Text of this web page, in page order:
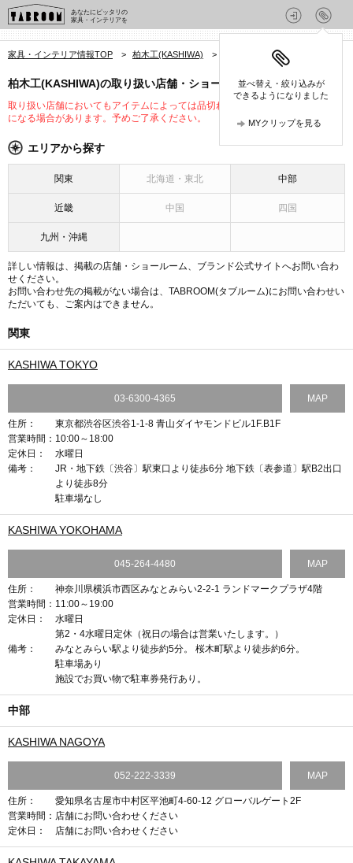
あなたにピッタリの
家具・インテリアを
並べ替え・絞り込みが
できるようになりました
MYクリップを見る
家具・インテリア情報TOP > 柏木工(KASHIWA) > 柏木工(KASHIWA)の店舗
柏木工(KASHIWA)の取り扱い店舗・ショールーム
取り扱い店舗においてもアイテムによっては品切れや未入荷、取り扱いが変更
になる場合があります。予めご了承ください。
エリアから探す
関東 北海道・東北 中部
近畿 中国 四国
九州・沖縄
詳しい情報は、掲載の店舗・ショールーム、ブランド公式サイトへお問い合わ
せください。
お問い合わせ先の掲載がない場合は、TABROOM(タブルーム)にお問い合わせい
ただいても、ご案内はできません。
関東
KASHIWA TOKYO
03-6300-4365 MAP
住所：
東京都渋谷区渋谷1-1-8 青山ダイヤモンドビル1F.B1F
営業時間： 10:00～18:00
定休日：
水曜日
備考：
JR・地下鉄〔渋谷〕駅東口より徒歩6分 地下鉄〔表参道〕駅B2出口
より徒歩8分
駐車場なし
KASHIWA YOKOHAMA
045-264-4480 MAP
住所：
神奈川県横浜市西区みなとみらい2-2-1 ランドマークプラザ4階
営業時間： 11:00～19:00
定休日：
水曜日
第2・4水曜日定休（祝日の場合は営業いたします。）
備考：
みなとみらい駅より徒歩約5分。 桜木町駅より徒歩約6分。
駐車場あり
施設でお買い物で駐車券発行あり。
中部
KASHIWA NAGOYA
052-222-3339 MAP
住所：
愛知県名古屋市中村区平池町4-60-12 グローバルゲート2F
営業時間： 店舗にお問い合わせください
定休日：
店舗にお問い合わせください